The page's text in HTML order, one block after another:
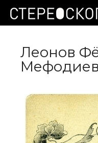
Леонов